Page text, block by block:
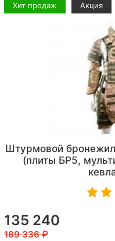
Хит продаж Акция
Штурмовой
(плиты БР5,
135 240
189 336